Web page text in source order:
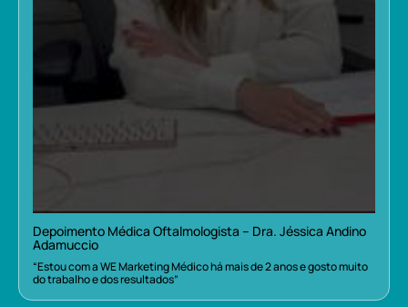
Depoimento Médica Oftalmologista – Dra. Jéssica Andino
Adamuccio
“Estou com a WE Marketing Médico há mais de 2 anos e gosto muito
do trabalho e dos resultados”